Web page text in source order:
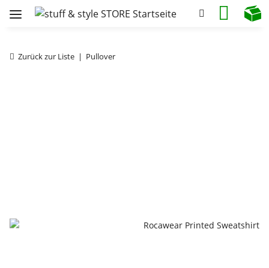
Zurück zur Liste Pullover